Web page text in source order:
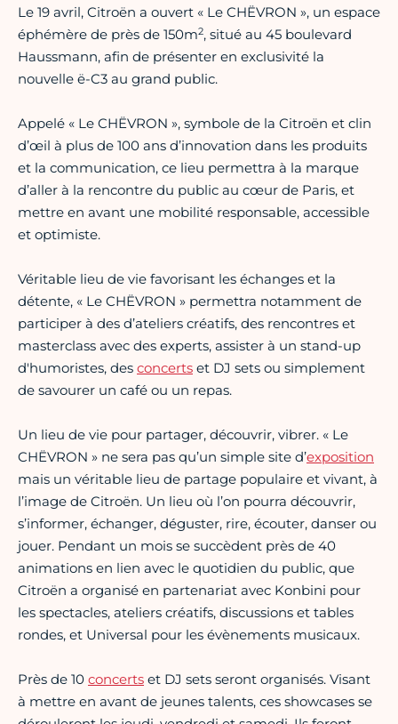
Le 19 avril, Citroën a ouvert « Le CHËVRON », un espace
éphémère de près de 150m2, situé au 45 boulevard
Haussmann, afin de présenter en exclusivité la
nouvelle ë-C3 au grand public.
Appelé « Le CHËVRON », symbole de la Citroën et clin
d’œil à plus de 100 ans d’innovation dans les produits
et la communication, ce lieu permettra à la marque
d’aller à la rencontre du public au cœur de Paris, et
mettre en avant une mobilité responsable, accessible
et optimiste.
Véritable lieu de vie favorisant les échanges et la
détente, « Le CHËVRON » permettra notamment de
participer à des d’ateliers créatifs, des rencontres et
masterclass avec des experts, assister à un stand-up
d'humoristes, des concerts et DJ sets ou simplement
de savourer un café ou un repas.
Un lieu de vie pour partager, découvrir, vibrer. « Le
CHËVRON » ne sera pas qu’un simple site d’exposition
mais un véritable lieu de partage populaire et vivant, à
l’image de Citroën. Un lieu où l’on pourra découvrir,
s’informer, échanger, déguster, rire, écouter, danser ou
jouer. Pendant un mois se succèdent près de 40
animations en lien avec le quotidien du public, que
Citroën a organisé en partenariat avec Konbini pour
les spectacles, ateliers créatifs, discussions et tables
rondes, et Universal pour les évènements musicaux.
Près de 10 concerts et DJ sets seront organisés. Visant
à mettre en avant de jeunes talents, ces showcases se